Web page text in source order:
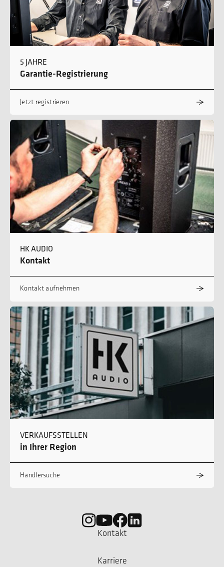
5 JAHRE
Garantie-Registrierung
Jetzt registrieren
HK AUDIO
Kontakt
Kontakt aufnehmen
VERKAUFSSTELLEN
in Ihrer Region
Händlersuche
Kontakt
Karriere